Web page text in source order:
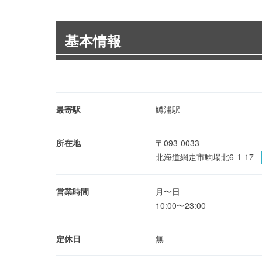
基本情報
最寄駅 鱒浦駅
所在地
〒093-0033
北海道網走市駒場北6-1-17
営業時間
月〜日
10:00〜23:00
定休日 無